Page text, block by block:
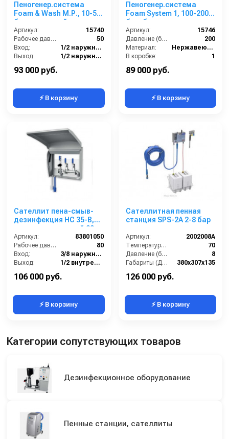
Пеногенер.система
Foam & Wash М.Р., 10-50
бар, с подачей воздуха,
на 1 ср-во 1/2ш. 1/2ш.
Артикул:
15740
Рабочее давление (бар):
50
Вход:
1/2 наружняя резьба
Выход:
1/2 наружняя резьба
93 000 руб.
⚡ В корзину
Пеногенер.система
Foam System 1, 100-200
бар, без подачи
воздуха, на 1 ср-во БРС
БРС
Артикул:
15746
Давление (бар):
200
Материал:
Нержавеющая сталь
В коробке:
1
89 000 руб.
⚡ В корзину
Сателлит пена-смыв-
дезинфекция HC 35-B,
централизованный 80
бар, вход 3/8 ш, выход
1/2 г
Артикул:
83801050
Рабочее давление (бар):
80
Вход:
3/8 наружняя резьба
Выход:
1/2 внутренняя резьба
106 000 руб.
⚡ В корзину
Сателлитная пенная
станция SPS-2A 2-8 бар
Артикул:
2002008A
Температура (°C):
70
Давление (бар):
8
Габариты (ДхШхВ):
380х307х135
126 000 руб.
⚡ В корзину
Категории сопутствующих товаров
Дезинфекционное оборудование
Пенные станции, сателлиты